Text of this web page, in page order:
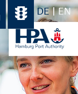
DE EN
im
Ihr Download-